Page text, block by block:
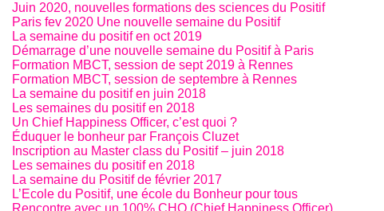
Juin 2020, nouvelles formations des sciences du Positif
Paris fev 2020 Une nouvelle semaine du Positif
La semaine du positif en oct 2019
Démarrage d’une nouvelle semaine du Positif à Paris
Formation MBCT, session de sept 2019 à Rennes
Formation MBCT, session de septembre à Rennes
La semaine du positif en juin 2018
Les semaines du positif en 2018
Un Chief Happiness Officer, c’est quoi ?
Éduquer le bonheur par François Cluzet
Inscription au Master class du Positif – juin 2018
Les semaines du positif en 2018
La semaine du Positif de février 2017
L’Ecole du Positif, une école du Bonheur pour tous